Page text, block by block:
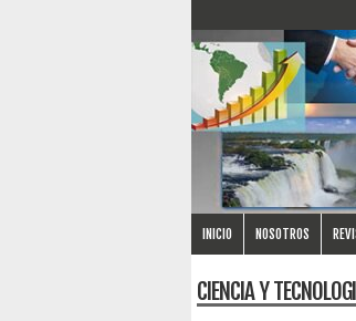
INICIO NOSOTROS
CIENCIA Y